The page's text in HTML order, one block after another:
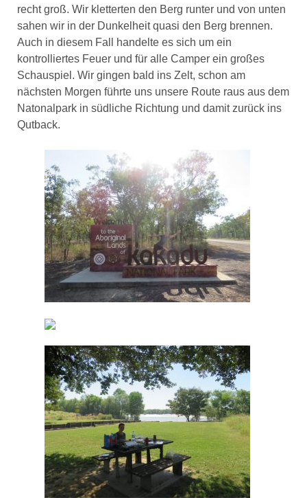
recht groß. Wir kletterten den Berg runter und von unten
sahen wir in der Dunkelheit quasi den Berg brennen.
Auch in diesem Fall handelte es sich um ein
kontrolliertes Feuer und für alle Camper ein großes
Schauspiel. Wir gingen bald ins Zelt, schon am
nächsten Morgen führte uns unsere Route raus aus dem
Natonalpark in südliche Richtung und damit zurück ins
Qutback.